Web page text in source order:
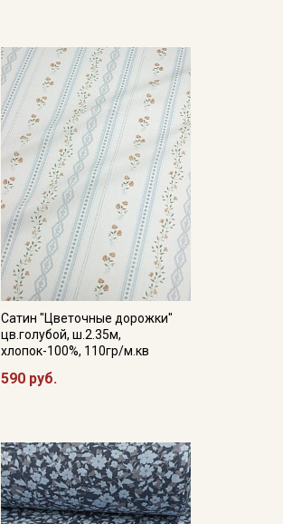
Сатин "Цветочные дорожки"
цв.голубой, ш.2.35м,
хлопок-100%, 110гр/м.кв
590 руб.